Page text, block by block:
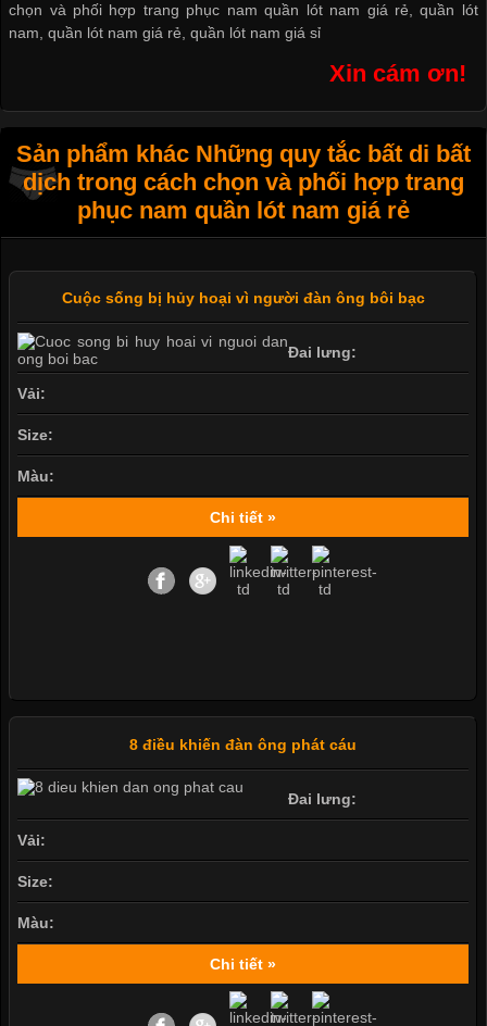
chọn và phối hợp trang phục nam quần lót nam giá rẻ ,quần lót
nam ,quần lót nam giá rẻ ,quần lót nam giá sỉ
Xin cám ơn!
Sản phẩm khác Những quy tắc bất di bất
dịch trong cách chọn và phối hợp trang
phục nam quần lót nam giá rẻ
Cuộc sống bị hủy hoại vì người đàn ông bôi bạc
Đai lưng:
Vải:
Size:
Màu:
Chi tiết »
8 điều khiến đàn ông phát cáu
Đai lưng:
Vải:
Size:
Màu:
Chi tiết »